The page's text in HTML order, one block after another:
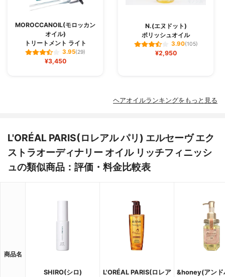
MOROCCANOIL(モロッカン
オイル)
トリートメント ライト
3.95(29)
¥3,450
N.(エヌドット)
ポリッシュオイル
3.90(105)
¥2,950
ヘアオイルランキングをもっと見る
L'ORÉAL PARIS(ロレアル パリ) エルセーヴ エク
ストラオーディナリー オイル リッチフィニッシ
ュの類似商品：評価・料金比較表
商品名
SHIRO(シロ)
L'ORÉAL PARIS(ロレア
&honey(アンド